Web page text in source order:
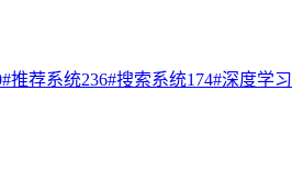
#推荐系统236#搜索系统174#深度学习